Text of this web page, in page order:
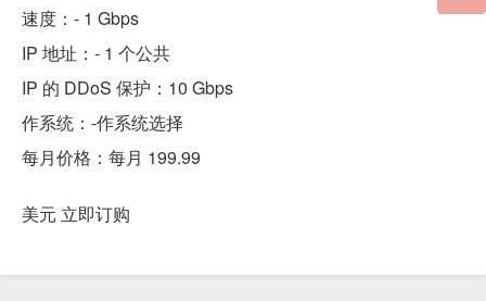
速度：- 1 Gbps
IP 地址：- 1 个公共
IP 的 DDoS 保护：10 Gbps
作系统：-作系统选择
每月价格：每月 199.99
美元 立即订购